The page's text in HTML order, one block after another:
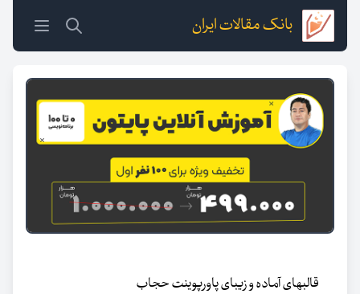
بانک مقالات ایران
قالبهای آماده و زیبای پاورپوینت حجاب